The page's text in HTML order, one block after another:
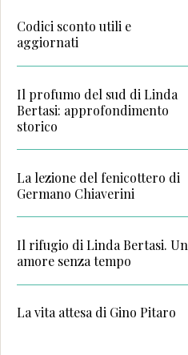
Codici sconto utili e
aggiornati
Il profumo del sud di Linda
Bertasi: approfondimento
storico
La lezione del fenicottero di
Germano Chiaverini
Il rifugio di Linda Bertasi. Un
amore senza tempo
La vita attesa di Gino Pitaro